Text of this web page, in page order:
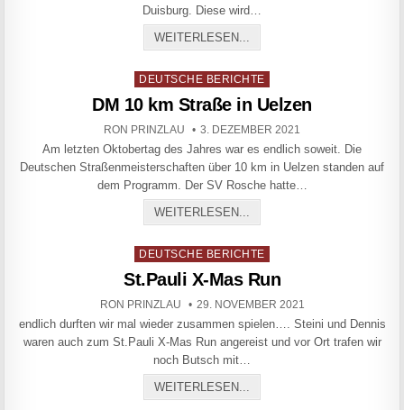
Duisburg. Diese wird…
WEITERLESEN...
Posted in
DEUTSCHE BERICHTE
DM 10 km Straße in Uelzen
AUTHOR:
RON PRINZLAU PUBLISHED DATE:
3. DEZEMBER 2021
Am letzten Oktobertag des Jahres war es endlich soweit. Die
Deutschen Straßenmeisterschaften über 10 km in Uelzen standen auf
dem Programm. Der SV Rosche hatte…
WEITERLESEN...
Posted in
DEUTSCHE BERICHTE
St.Pauli X-Mas Run
AUTHOR:
RON PRINZLAU PUBLISHED DATE:
29. NOVEMBER 2021
endlich durften wir mal wieder zusammen spielen…. Steini und Dennis
waren auch zum St.Pauli X-Mas Run angereist und vor Ort trafen wir
noch Butsch mit…
WEITERLESEN...